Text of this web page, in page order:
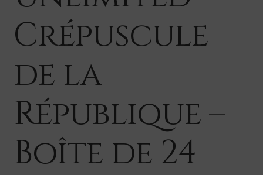
Crépuscule
de la
République –
Boîte de 24